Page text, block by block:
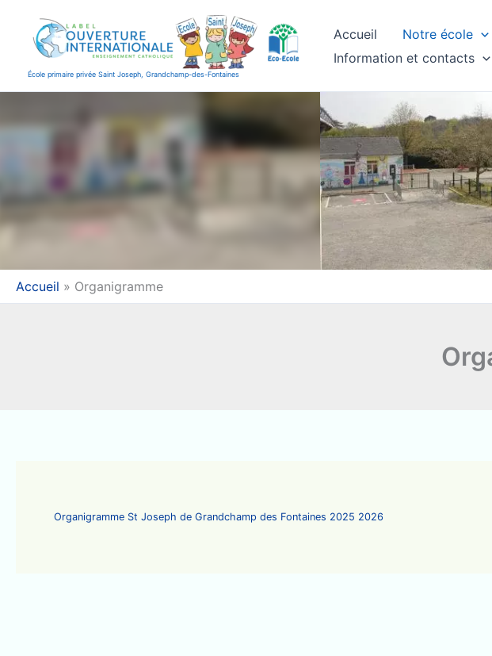
contenu
École primaire privée Saint Joseph, Grandchamp-des-Fontaines
Accueil Notre école
Information et contacts
Accueil Organigramme
Organigramme St Joseph de Grandchamp des Fontaines 2025 2026